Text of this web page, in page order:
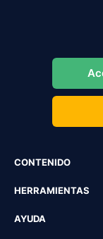
CONTENIDO
HERRAMIENTAS
AYUDA